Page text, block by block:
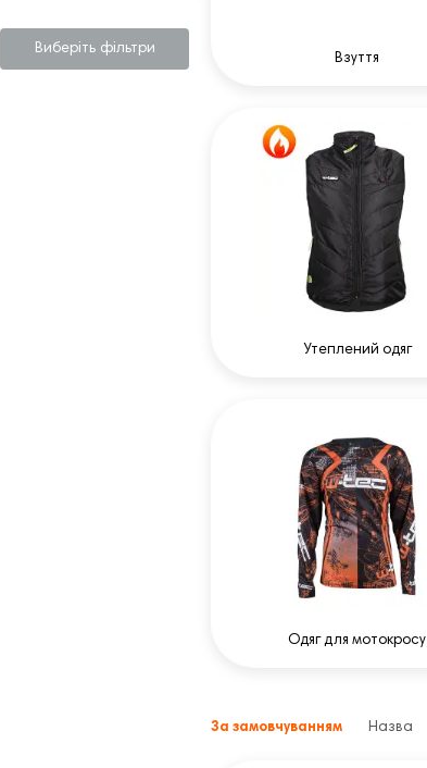
Виберіть фільтри
Взуття
Утеплений одяг
Одяг для мотокросу
За замовчуванням Назва